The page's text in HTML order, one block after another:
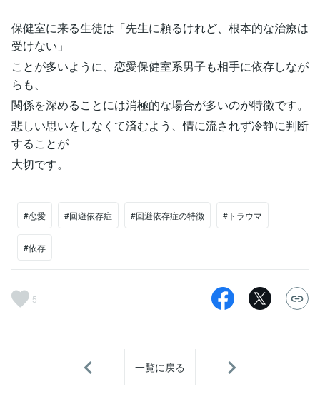
保健室に来る生徒は「先生に頼るけれど、根本的な治療は
受けない」
ことが多いように、恋愛保健室系男子も相手に依存しなが
らも、
関係を深めることには消極的な場合が多いのが特徴です。
悲しい思いをしなくて済むよう、情に流されず冷静に判断
することが
大切です。
#恋愛 #回避依存症 #回避依存症の特徴 #トラウマ
#依存
5
一覧に戻る